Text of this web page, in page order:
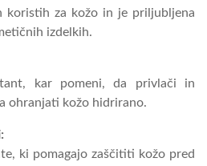
koristih za kožo in je priljubljena
izdelkih.
kar pomeni, da privlači in
ohranjati kožo hidrirano.
ki pomagajo zaščititi kožo pred